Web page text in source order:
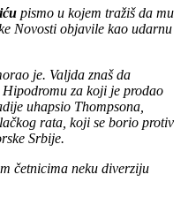
pismo u kojem tražiš da mu
Novosti objavile kao udarnu
je. Valjda znaš da
za koji je prodao
uhapsio Thompsona,
rata, koji se borio protiv
Srbije.
četnicima neku diverziju